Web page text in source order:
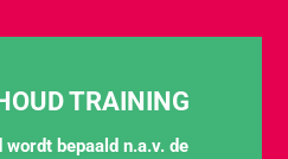
TRAINING
bepaald n.a.v. de